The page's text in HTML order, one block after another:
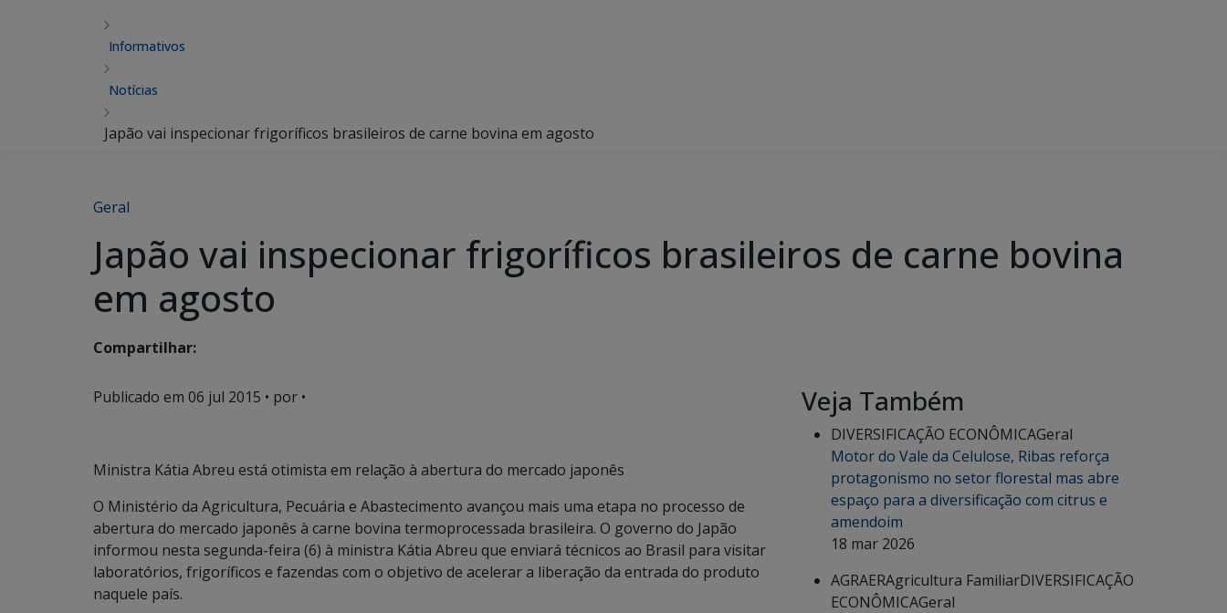
Informativos
Notícias
Japão vai inspecionar frigoríficos brasileiros de carne bovina em agosto
Geral
Japão vai inspecionar frigoríficos brasileiros de carne bovina
em agosto
Compartilhar:
Publicado em 06 jul 2015 • por •
Ministra Kátia Abreu está otimista em relação à abertura do mercado japonês
O Ministério da Agricultura, Pecuária e Abastecimento avançou mais uma etapa no processo de
abertura do mercado japonês à carne bovina termoprocessada brasileira. O governo do Japão
informou nesta segunda-feira (6) à ministra Kátia Abreu que enviará técnicos ao Brasil para visitar
laboratórios, frigoríficos e fazendas com o objetivo de acelerar a liberação da entrada do produto
naquele país.
Veja Também
DIVERSIFICAÇÃO ECONÔMICAGeral
Motor do Vale da Celulose, Ribas reforça
protagonismo no setor florestal mas abre
espaço para a diversificação com citrus e
amendoim
18 mar 2026
AGRAERAgricultura FamiliarDIVERSIFICAÇÃO
ECONÔMICAGeral